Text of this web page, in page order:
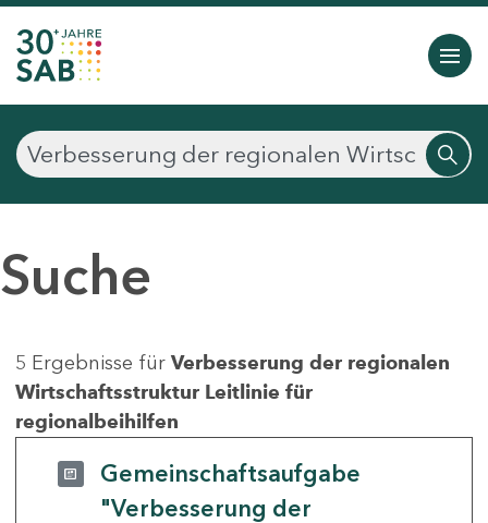
Suche
5 Ergebnisse für Verbesserung der regionalen
Wirtschaftsstruktur Leitlinie für
regionalbeihilfen
Gemeinschaftsaufgabe
"Verbesserung der